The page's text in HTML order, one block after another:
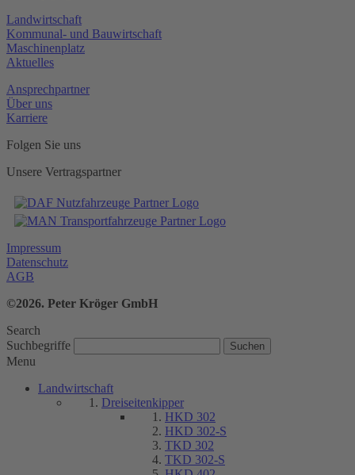
Landwirtschaft
Kommunal- und Bauwirtschaft
Maschinenplatz
Aktuelles
Ansprechpartner
Über uns
Karriere
Folgen Sie uns
Unsere Vertragspartner
Impressum
Datenschutz
AGB
©2026. Peter Kröger GmbH
Search
Suchbegriffe
Menu
Landwirtschaft
Dreiseitenkipper
HKD 302
HKD 302-S
TKD 302
TKD 302-S